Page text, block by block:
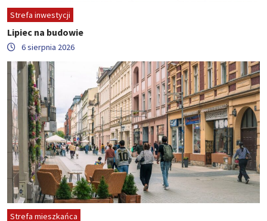
Strefa inwestycji
Lipiec na budowie
6 sierpnia 2026
Strefa mieszkańca